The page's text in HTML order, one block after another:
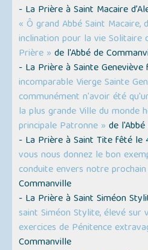
- La Prière à Saint Macaire
« Ô grand Abbé Saint
inclination pour la vie Solitaire
Prière » de l'Abbé de
- La Prière à Sainte
incomparable Vierge Sainte
communément n'avoir été
la plus grande Ville du monde
principale Patronne » de
- La Prière à Saint Tite fêté le
vous nous donnez le bon
conduite envers notre
Commanville
- La Prière à Saint Siméon
saint Siméon Stylite, élevé
exercices de Pénitence
Commanville